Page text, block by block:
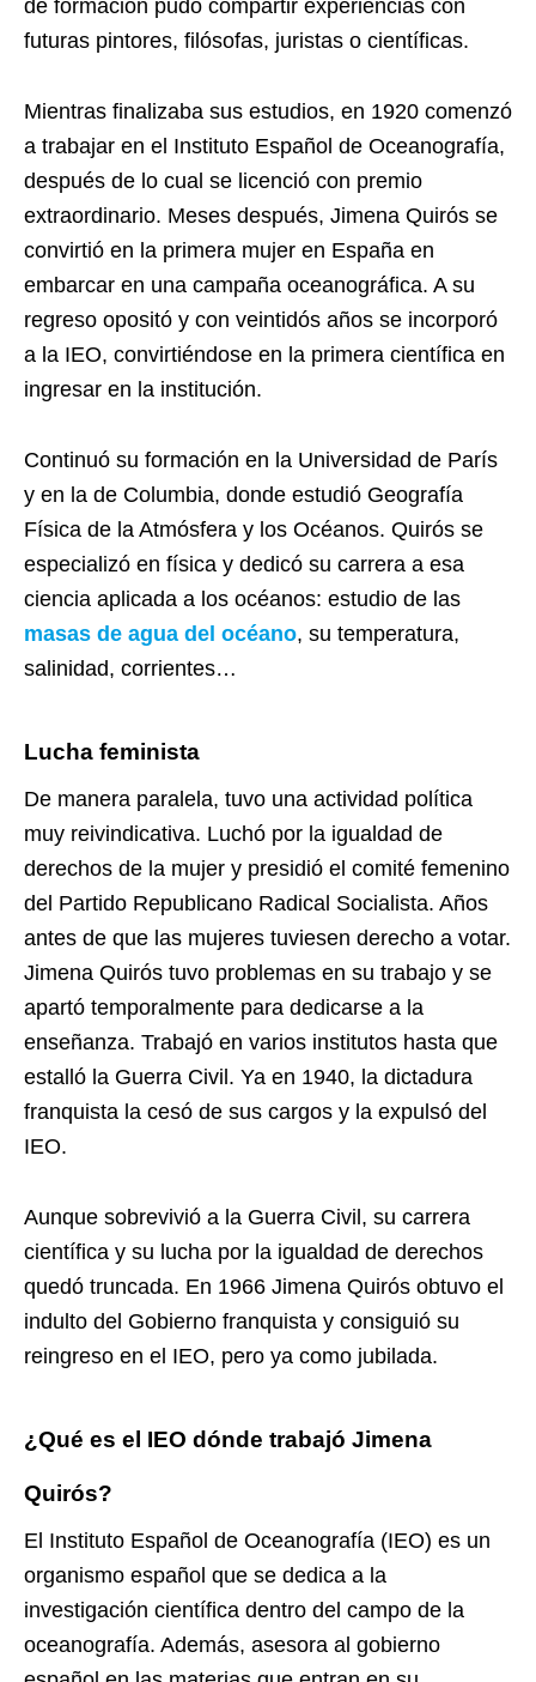
de formación pudo compartir experiencias con
futuras pintores, filósofas, juristas o científicas.
Mientras finalizaba sus estudios, en 1920 comenzó
a trabajar en el Instituto Español de Oceanografía,
después de lo cual se licenció con premio
extraordinario. Meses después, Jimena Quirós se
convirtió en la primera mujer en España en
embarcar en una campaña oceanográfica. A su
regreso opositó y con veintidós años se incorporó
a la IEO, convirtiéndose en la primera científica en
ingresar en la institución.
Continuó su formación en la Universidad de París
y en la de Columbia, donde estudió Geografía
Física de la Atmósfera y los Océanos. Quirós se
especializó en física y dedicó su carrera a esa
ciencia aplicada a los océanos: estudio de las
masas de agua del océano, su temperatura,
salinidad, corrientes…
Lucha feminista
De manera paralela, tuvo una actividad política
muy reivindicativa. Luchó por la igualdad de
derechos de la mujer y presidió el comité femenino
del Partido Republicano Radical Socialista. Años
antes de que las mujeres tuviesen derecho a votar.
Jimena Quirós tuvo problemas en su trabajo y se
apartó temporalmente para dedicarse a la
enseñanza. Trabajó en varios institutos hasta que
estalló la Guerra Civil. Ya en 1940, la dictadura
franquista la cesó de sus cargos y la expulsó del
IEO.
Aunque sobrevivió a la Guerra Civil, su carrera
científica y su lucha por la igualdad de derechos
quedó truncada. En 1966 Jimena Quirós obtuvo el
indulto del Gobierno franquista y consiguió su
reingreso en el IEO, pero ya como jubilada.
¿Qué es el IEO dónde trabajó Jimena
Quirós?
El Instituto Español de Oceanografía (IEO) es un
organismo español que se dedica a la
investigación científica dentro del campo de la
oceanografía. Además, asesora al gobierno